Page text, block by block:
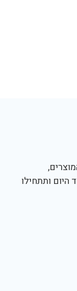
היום ותתחילו